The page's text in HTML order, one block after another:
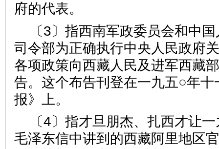
府的代表。
〔3〕指西南军政委员会和中
司令部为正确执行中央人民政府
各项政策向西藏人民及进军西藏
告。这个布告刊登在一九五○年
报》上。
〔4〕指才旦朋杰、扎西才让
毛泽东信中讲到的西藏阿里地区